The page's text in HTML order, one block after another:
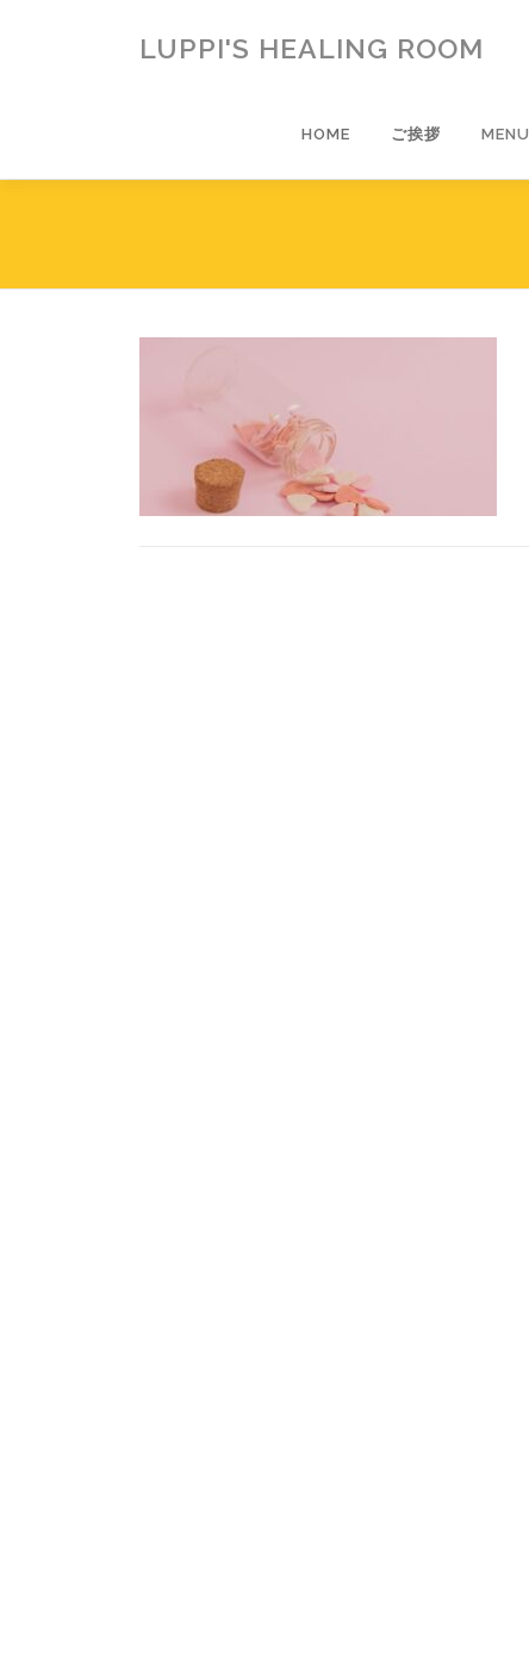
ス
LUPPI'S HEALING ROOM
HOME ご挨拶 MENU